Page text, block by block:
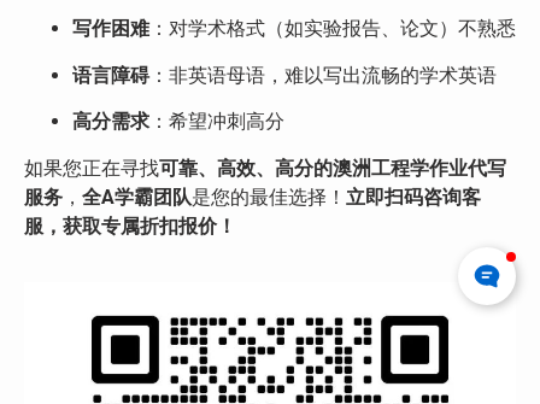
写作困难：对学术格式（如实验报告、论文）不熟悉
语言障碍：非英语母语，难以写出流畅的学术英语
高分需求 ：希望冲刺高分
如果您正在寻找可靠、高效、高分的澳洲工程学作业代写
服务 ， 全A学霸团队是您的最佳选择！ 立即扫码咨询客
服，获取专属折扣报价！